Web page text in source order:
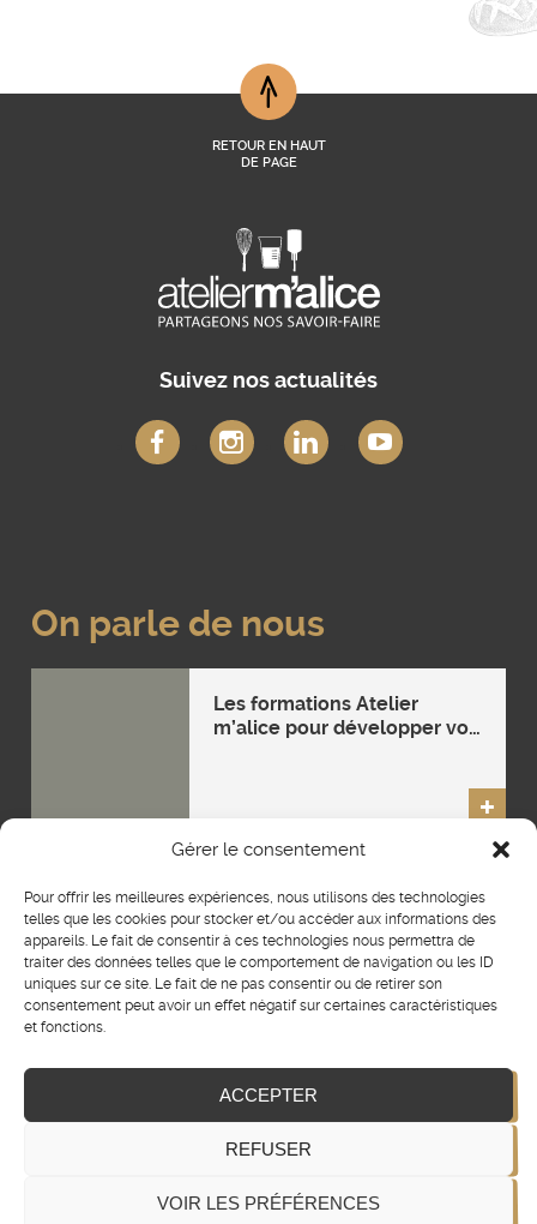
Gérer le consentement
Pour offrir les meilleures expériences, nous utilisons des technologies
telles que les cookies pour stocker et/ou accéder aux informations des
appareils. Le fait de consentir à ces technologies nous permettra de
traiter des données telles que le comportement de navigation ou les ID
uniques sur ce site. Le fait de ne pas consentir ou de retirer son
consentement peut avoir un effet négatif sur certaines caractéristiques
et fonctions.
ACCEPTER
REFUSER
VOIR LES PRÉFÉRENCES
Mentions légales Plan du site CGV
RGPDRèglement intérieur
Livret d’accueil
Certification Qualiopi
Politique d’accessibilité
On parle de nous
Les formations Atelier
m’alice pour développer vos
Suivez nos actualités
© 2022 | Atelier m’alice – Le Fromenteau 44190 Boussay – Tél.
51 718 718
RETOUR EN HAUT
DE PAGE